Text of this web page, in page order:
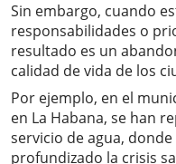
Sin embargo, cuando
responsabilidades o
resultado es un
calidad de vida de los
Por ejemplo, en el
en La Habana, se han
servicio de agua,
profundizado la crisis